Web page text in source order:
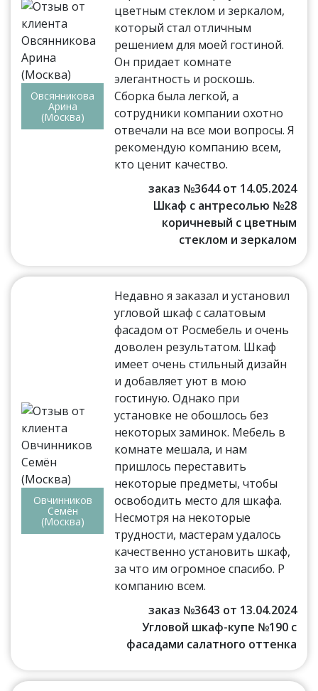
Овсянникова
Арина
(Москва)
цветным стеклом и зеркалом,
который стал отличным
решением для моей гостиной.
Он придает комнате
элегантность и роскошь.
Сборка была легкой, а
сотрудники компании охотно
отвечали на все мои вопросы. Я
рекомендую компанию всем,
кто ценит качество.
заказ №3644 от 14.05.2024
Шкаф с антресолью №28
коричневый с цветным
стеклом и зеркалом
Овчинников
Семён
(Москва)
Недавно я заказал и установил
угловой шкаф с салатовым
фасадом от Росмебель и очень
доволен результатом. Шкаф
имеет очень стильный дизайн
и добавляет уют в мою
гостиную. Однако при
установке не обошлось без
некоторых заминок. Мебель в
комнате мешала, и нам
пришлось переставить
некоторые предметы, чтобы
освободить место для шкафа.
Несмотря на некоторые
трудности, мастерам удалось
качественно установить шкаф,
за что им огромное спасибо. Р
компанию всем.
заказ №3643 от 13.04.2024
Угловой шкаф-купе №190 с
фасадами салатного оттенка